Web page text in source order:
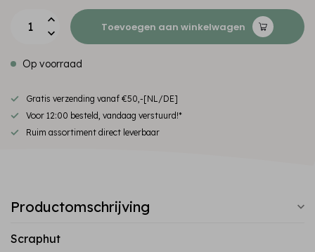
Toevoegen aan winkelwagen
Op voorraad
Gratis verzending vanaf €50,-[NL/DE]
Voor 12:00 besteld, vandaag verstuurd!*
Ruim assortiment direct leverbaar
Productomschrijving
Scraphut